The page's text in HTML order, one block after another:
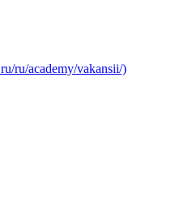
ru/academy/vakansii/)